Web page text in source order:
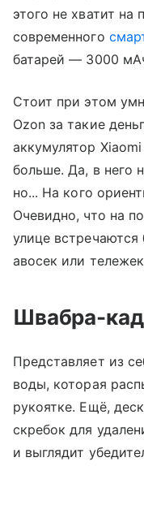
этого не хватит на
современного
батарей — 3000
Стоит при этом
Ozon за такие
аккумулятор
больше. Да, в него
но... На кого
Очевидно, что на
улице
авосек или
Швабра-
Представляет из
воды, которая
рукоятке. Ещё,
скребок для
и выглядит